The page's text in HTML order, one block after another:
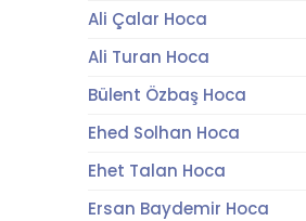
Ali Çalar Hoca
Ali Turan Hoca
Bülent Özbaş Hoca
Ehed Solhan Hoca
Ehet Talan Hoca
Ersan Baydemir Hoca